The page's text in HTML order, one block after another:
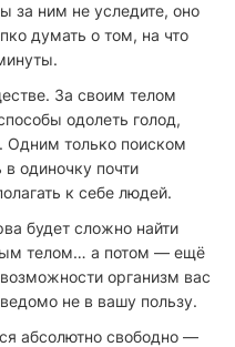
за ним не уследите, оно
думать о том, на что
За своим телом
одолеть голод,
Одним только поиском
одиночку почти
к себе людей.
будет сложно найти
телом… а потом — ещё
организм вас
не в вашу пользу.
абсолютно свободно —